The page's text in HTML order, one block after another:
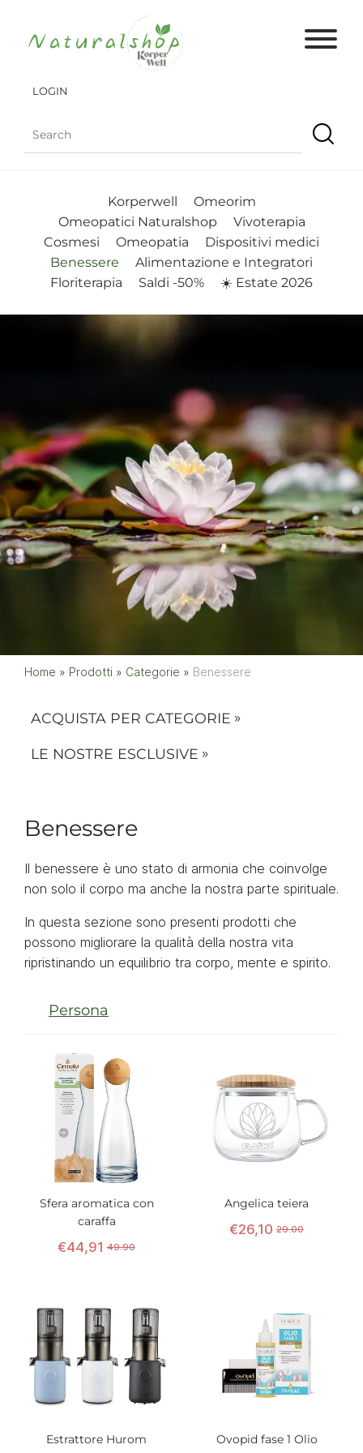
LOGIN
Korperwell
Omeorim
Omeopatici Naturalshop
Vivoterapia
Cosmesi
Omeopatia
Dispositivi medici
Benessere
Alimentazione e Integratori
Floriterapia
Saldi -50% ☀️ Estate 2026
Home » Prodotti » Categorie » Benessere
ACQUISTA PER CATEGORIE
LE NOSTRE ESCLUSIVE
Benessere
Il benessere è uno stato di armonia che coinvolge
non solo il corpo ma anche la nostra parte spirituale.
In questa sezione sono presenti prodotti che
possono migliorare la qualità della nostra vita
ripristinando un equilibrio tra corpo, mente e spirito.
Persona
Sfera aromatica con
caraffa
€44,91 49.90
Angelica teiera
€26,10 29.00
Estrattore Hurom
Ovopid fase 1 Olio